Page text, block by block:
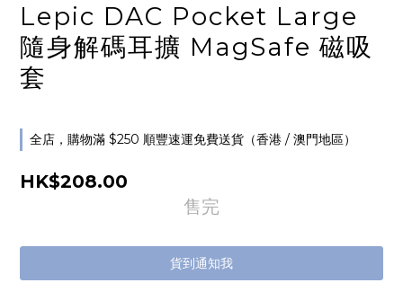
Lepic DAC Pocket Large
隨身解碼耳擴 MagSafe 磁吸
套
全店，購物滿 $250 順豐速運免費送貨（香港 / 澳門地區）
HK$208.00
售完
貨到通知我